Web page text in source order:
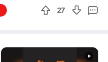
27